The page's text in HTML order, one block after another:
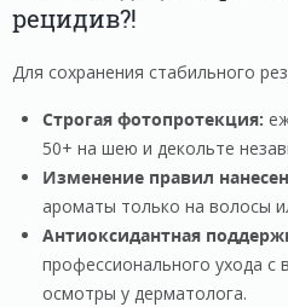
рецидив?!
Для сохранения стабильного
Строгая фотопротекция:
50+ на шею и декольте
Изменение правил
ароматы только на волосы
Антиоксидантная
профессионального ухода с
осмотры у дерматолога.